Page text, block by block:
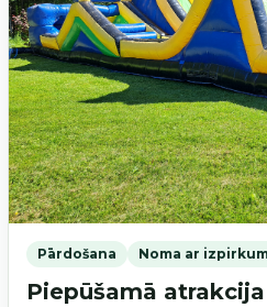
Pārdošana Noma ar
Piepūšamā